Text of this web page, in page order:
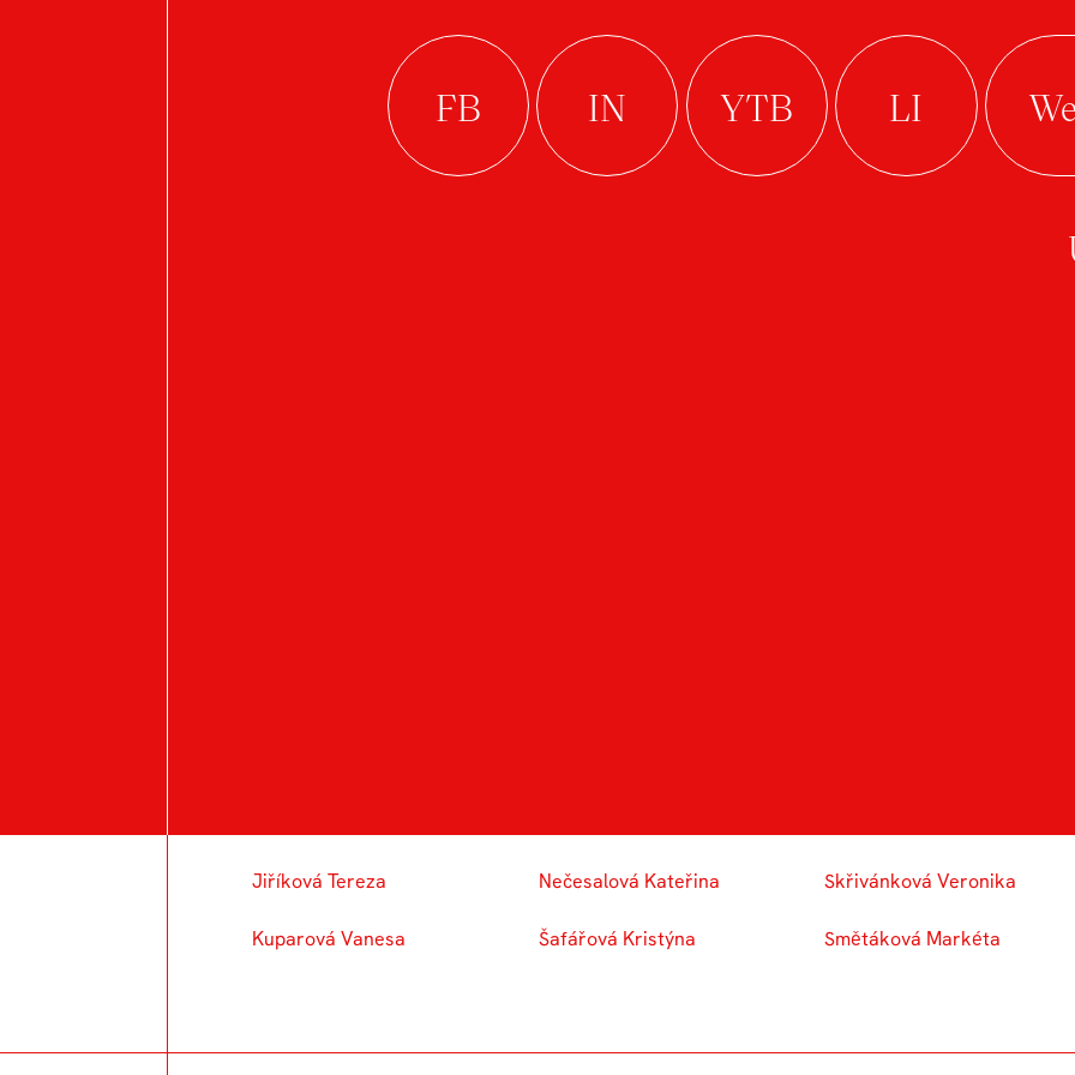
2. ROČNÍK BC.
Jiříková Tereza
Kuparová Vanesa
Nečesalová Kateřina
Šafářová Kristýna
Skřivánková Veronika
Smětáková Markéta